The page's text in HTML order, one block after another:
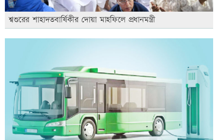
শ্বশুরের শাহাদতবার্ষিকীর দোয়া মাহফিলে প্রধানমন্ত্রী